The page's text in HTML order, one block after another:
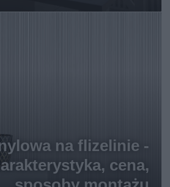
na flizelinie -
cena,